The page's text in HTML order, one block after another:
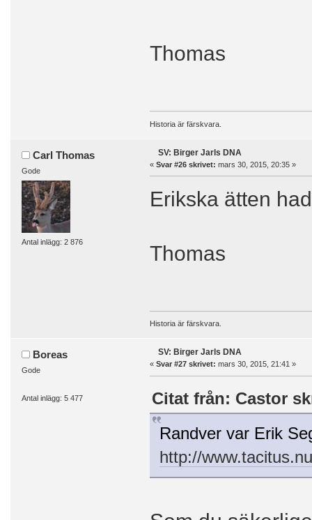
Thomas
Historia är färskvara.
Carl Thomas
Gode
Antal inlägg: 2 876
SV: Birger Jarls DNA
« Svar #26 skrivet: mars 30, 2015, 20:35 »
Erikska ätten
Thomas
Historia är färskvara.
Boreas
Gode
Antal inlägg: 5 477
SV: Birger Jarls DNA
« Svar #27 skrivet: mars 30, 2015, 21:41 »
Citat från: Castor
Randver var Erik
http://